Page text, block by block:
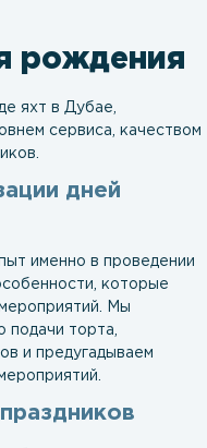
рождения
яхт в Дубае,
сервиса, качеством
дней
именно в проведении
которые
Мы
торта,
и предугадываем